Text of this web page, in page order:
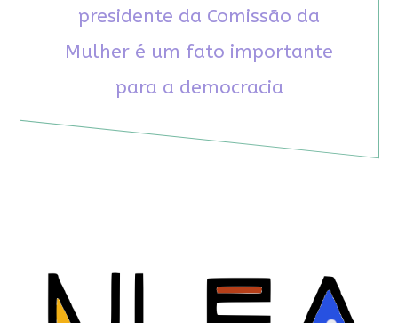
presidente da Comissão da
Mulher é um fato importante
para a democracia